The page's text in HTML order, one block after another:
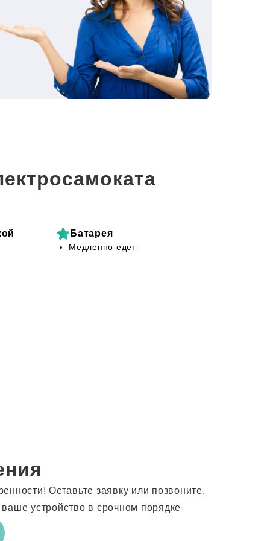
Батарея
Медленно едет
Оставьте заявку или позвоните,
устройство в срочном порядке